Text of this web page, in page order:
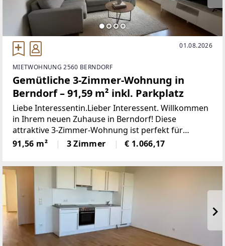
01.08.2026
MIETWOHNUNG 2560 BERNDORF
Gemütliche 3-Zimmer-Wohnung in
Berndorf – 91,59 m² inkl. Parkplatz
Liebe Interessentin.Lieber Interessent. Willkommen
in Ihrem neuen Zuhause in Berndorf! Diese
attraktive 3-Zimmer-Wohnung ist perfekt für
Familien, Paare oder Einzelpersonen, die Wert auf
Komfort und Raum legen. Mit einer durchdachten
91,56 m² 3 Zimmer € 1.066,17